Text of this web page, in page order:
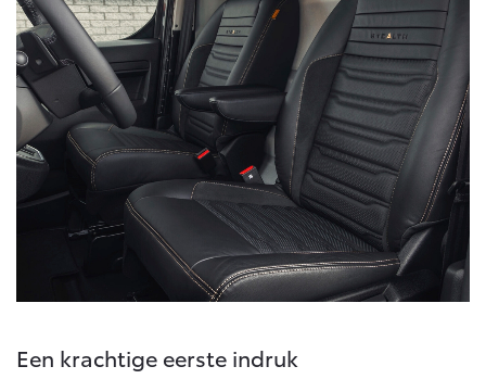
Vanaf € 46.301,- Vanaf € 56.570,-
Land Cruiser (excl. BTW)
Vanaf € 89.986,-
Een krachtige eerste indruk